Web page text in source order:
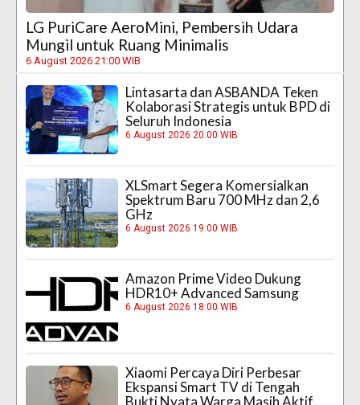
LG PuriCare AeroMini, Pembersih Udara
Mungil untuk Ruang Minimalis
6 August 2026 21:00 WIB
Lintasarta dan ASBANDA Teken
Kolaborasi Strategis untuk BPD di
Seluruh Indonesia
6 August 2026 20:00 WIB
XLSmart Segera Komersialkan
Spektrum Baru 700 MHz dan 2,6
GHz
6 August 2026 19:00 WIB
Amazon Prime Video Dukung
HDR10+ Advanced Samsung
6 August 2026 18:00 WIB
Xiaomi Percaya Diri Perbesar
Ekspansi Smart TV di Tengah
Bukti Nyata Warga Masih Aktif